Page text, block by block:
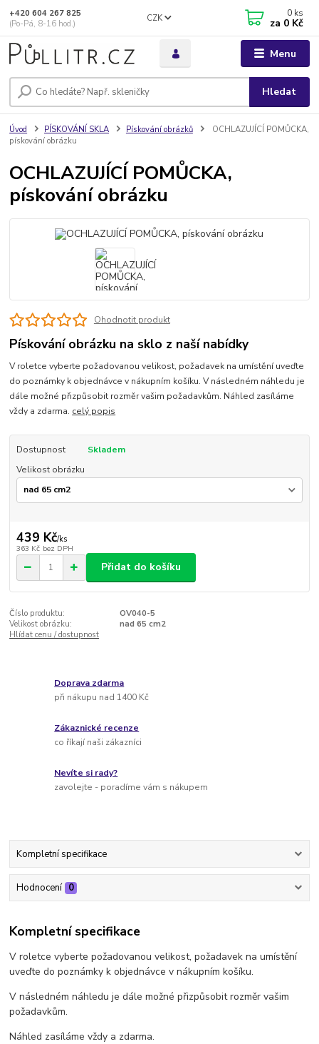
Menu
CZK
Hledat
+420 604 267 825
(Po-Pá, 8-16 hod.)
0 ks
za 0 Kč
Úvod PÍSKOVÁNÍ SKLA Pískování obrázků
OCHLAZUJÍCÍ POMŮCKA,
pískování obrázku
OCHLAZUJÍCÍ POMŮCKA,
pískování obrázku
Ohodnotit produkt
Pískování obrázku na sklo z naší nabídky
V roletce vyberte požadovanou velikost, požadavek na umístění uveďte
do poznámky k objednávce v nákupním košíku. V následném náhledu je
dále možné přizpůsobit rozměr vašim požadavkům. Náhled zasíláme
vždy a zdarma. celý popis
Dostupnost
Skladem
Velikost obrázku
439 Kč/ks
363 Kč bez DPH
Přidat do košíku
Číslo produktu:
OV040-5
Velikost obrázku:
nad 65 cm2
Hlídat cenu / dostupnost
Doprava zdarma
při nákupu nad 1400 Kč
Zákaznické recenze
co říkají naši zákazníci
Nevíte si rady?
zavolejte - poradíme vám s nákupem
Kompletní specifikace
Hodnocení 0
Kompletní specifikace
V roletce vyberte požadovanou velikost, požadavek na umístění
uveďte do poznámky k objednávce v nákupním košíku.
V následném náhledu je dále možné přizpůsobit rozměr vašim
požadavkům.
Náhled zasíláme vždy a zdarma.